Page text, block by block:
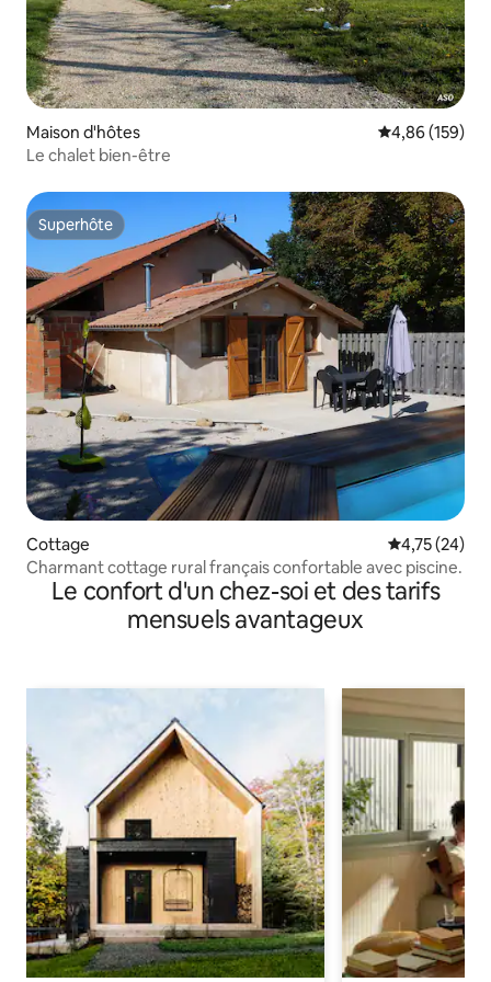
Maison d'hôtes Évaluation
4,86 (159)
Le chalet bien-être
Superhôte
Superhôte
Cottage Évaluation
4,75 (24)
Charmant cottage rural français confortable avec piscine.
Le confort d'un chez-soi et des tarifs
mensuels avantageux